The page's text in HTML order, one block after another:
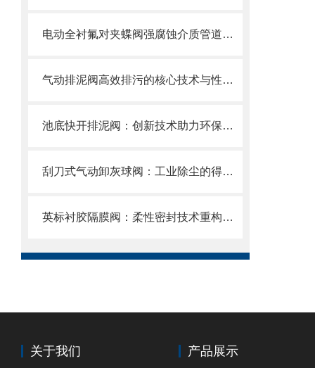
电动全衬氟对夹蝶阀强腐蚀介质管道的可靠卫士
气动排泥阀高效排污的核心技术与性能解析
池底快开排泥阀：创新技术助力环保产业
刮刀式气动卸灰球阀：工业除尘的得力助手
英标衬胶隔膜阀：柔性密封技术重构工业流体控制新范式
关于我们 产品展示